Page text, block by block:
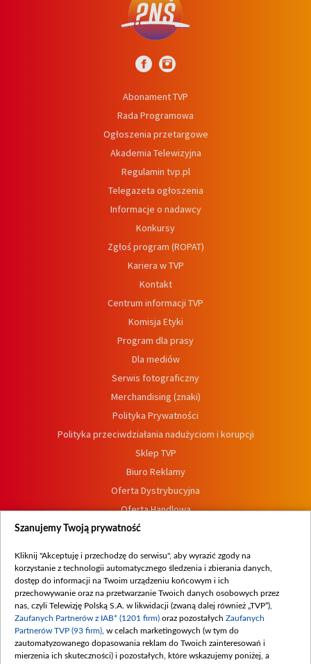
Abonament TVP
Rada Programowa
Ogłoszenia przetargowe
Akademia Telewizyjna
Regulamin tvp.pl
Telegazeta ogłoszenia
Informacje o nadawcy
Konkursy
Zgłoś program (ROPAT)
Kariera w TVP
Kontakt
Centrum informacji TVP
Komisja Etyki
Program dla prasy
Dla mediów
Serwis fotograficzny
Merchandising (znaki)
Polityka Prywatności
Polityka przeciwdziałania nadużyciom i korupcji
Sklep TVP
Biuro Reklamy
Oferta Dystrybucyjna
Oferta Handlowa
Dostępność
Procedura zgłoszeń wewnętrznych
Szanujemy Twoją prywatność
Kliknij "Akceptuję i przechodzę do serwisu", aby wyrazić zgody na
korzystanie z technologii automatycznego śledzenia i zbierania danych,
dostęp do informacji na Twoim urządzeniu końcowym i ich
przechowywanie oraz na przetwarzanie Twoich danych osobowych przez
nas, czyli Telewizję Polską S.A. w likwidacji (zwaną dalej również „TVP”),
Zaufanych Partnerów z IAB* (1201 firm) oraz pozostałych Zaufanych
Partnerów TVP (93 firm) , w celach marketingowych (w tym do
zautomatyzowanego dopasowania reklam do Twoich zainteresowań i
mierzenia ich skuteczności) i pozostałych, które wskazujemy poniżej, a